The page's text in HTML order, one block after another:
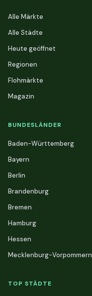
Alle Märkte
Alle Städte
Heute geöffnet
Regionen
Flohmärkte
Magazin
BUNDESLÄNDER
Baden-Württemberg
Bayern
Berlin
Brandenburg
Bremen
Hamburg
Hessen
Mecklenburg-Vorpommern
TOP STÄDTE